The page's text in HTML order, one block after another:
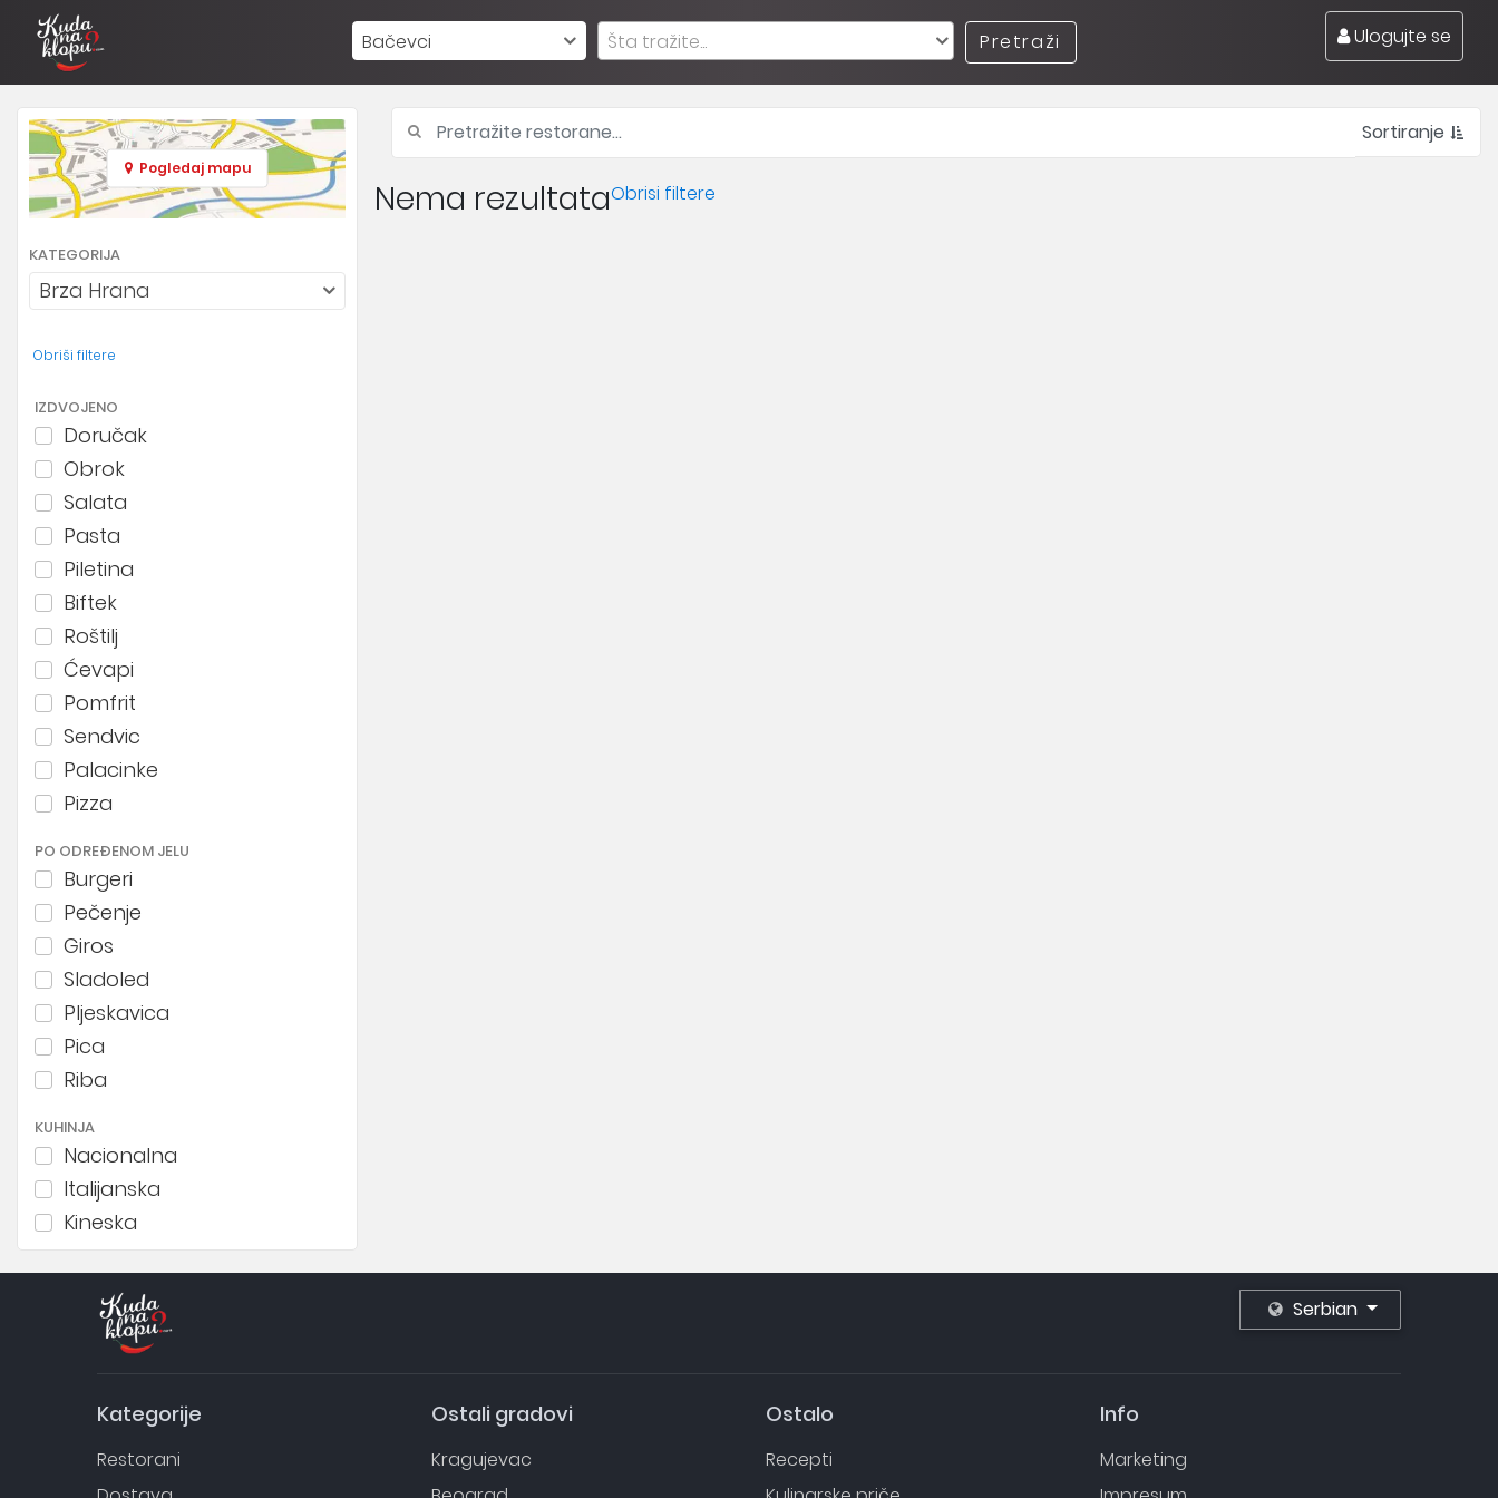
Bačevci Šta tražite... Pretraži Ulogujte se
Pogledaj mapu
KATEGORIJA
Brza Hrana
Obriši filtere
IZDVOJENO
Doručak
Obrok
Salata
Pasta
Piletina
Biftek
Roštilj
Ćevapi
Pomfrit
Sendvic
Palacinke
Pizza
PO ODREĐENOM JELU
Burgeri
Pečenje
Giros
Sladoled
Pljeskavica
Pica
Riba
KUHINJA
Nacionalna
Italijanska
Kineska
Japanska
Španska
Grčka
Економични
Sortiranje
Nema rezultataObrisi filtere
Serbian
Kategorije
Restorani
Ostali gradovi
Kragujevac
Ostalo
Recepti
Info
Marketing